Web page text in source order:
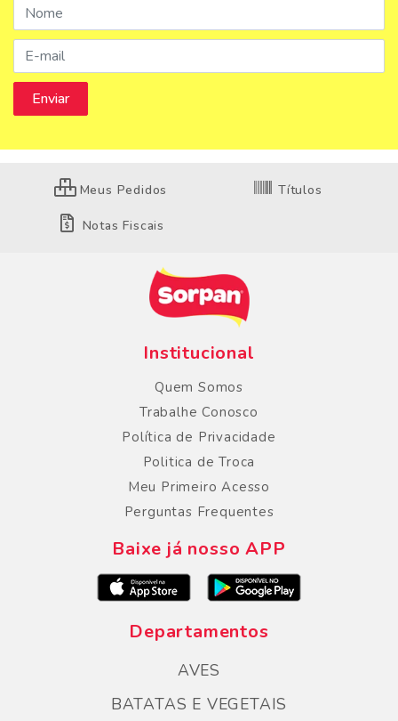
Meus Pedidos Títulos
Notas Fiscais
Institucional
Quem Somos
Trabalhe Conosco
Política de Privacidade
Politica de Troca
Meu Primeiro Acesso
Perguntas Frequentes
Baixe já nosso APP
Departamentos
AVES
BATATAS E VEGETAIS